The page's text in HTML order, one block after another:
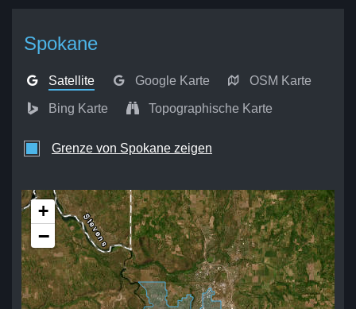
Spokane
Satellite Google Karte OSM Karte
Bing Karte Topographische Karte
Grenze von Spokane zeigen
+
−